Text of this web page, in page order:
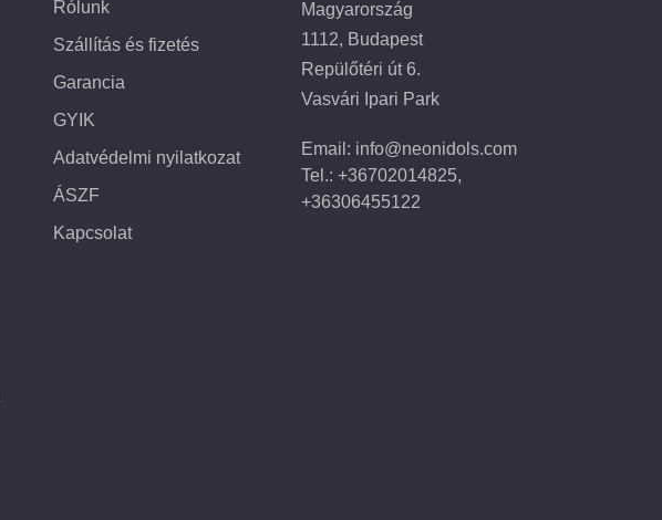
Rólunk
Szállítás és fizetés
Garancia
GYIK
Adatvédelmi nyilatkozat
ÁSZF
Kapcsolat
Magyarország
1112, Budapest
Repülőtéri út 6.
Vasvári Ipari Park
Email: info@neonidols.com
Tel.: +36702014825,
+36306455122